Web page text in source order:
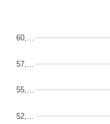
52,…
55,…
57,…
60,…